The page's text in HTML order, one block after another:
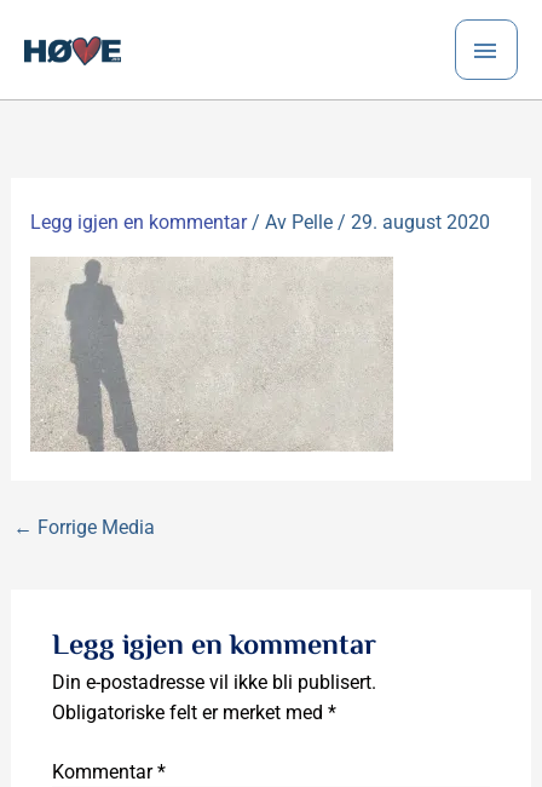
rett
innholdet
Legg igjen en kommentar / Av Pelle / 29. august 2020
← Forrige Media
Legg igjen en kommentar
Din e-postadresse vil ikke bli publisert.
Obligatoriske felt er merket med *
Kommentar*